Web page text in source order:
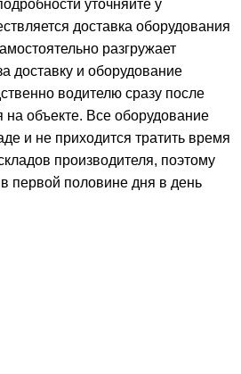
уточняйте у
доставка оборудования
разгружает
доставку и оборудование
водителю сразу после
на объекте. Все оборудование
и не приходится тратить время
производителя, поэтому
первой половине дня в день